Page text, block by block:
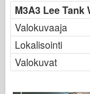
M3A3 Lee Tank
Valokuvaaja
Lokalisointi
Valokuvat